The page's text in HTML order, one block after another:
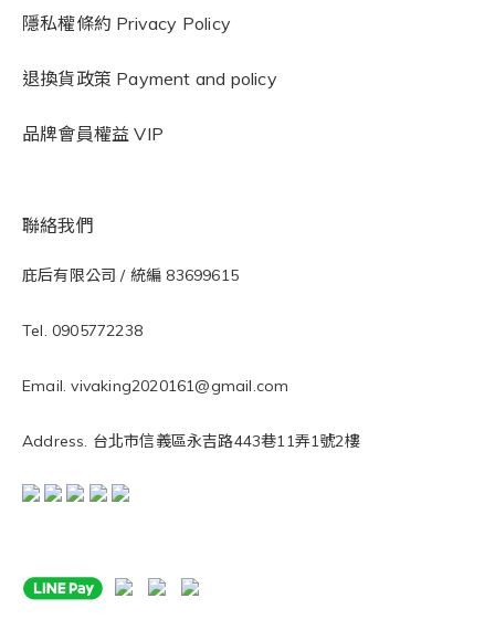
隱私權條約 Privacy Policy
退換貨政策 Payment and policy
品牌會員權益 VIP
聯絡我們
庇后有限公司 / 統編 83699615
Tel. 0905772238
Email. vivaking2020161@gmail.com
Address. 台北市信義區永吉路443巷11弄1號2樓